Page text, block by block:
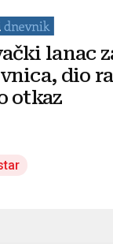
lanac
dio
otkaz